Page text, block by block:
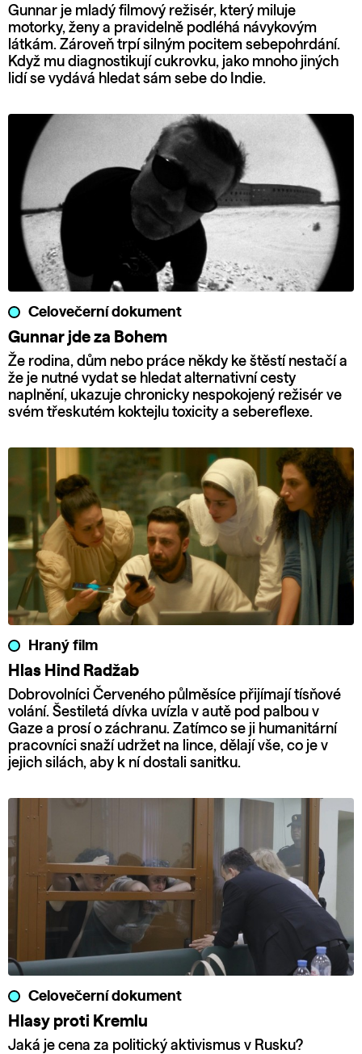
Gunnar je mladý filmový režisér, který miluje
motorky, ženy a pravidelně podléhá návykovým
látkám. Zároveň trpí silným pocitem sebepohrdání.
Když mu diagnostikují cukrovku, jako mnoho jiných
lidí se vydává hledat sám sebe do Indie.
Celovečerní dokument
Gunnar jde za Bohem
Že rodina, dům nebo práce někdy ke štěstí nestačí a
že je nutné vydat se hledat alternativní cesty
naplnění, ukazuje chronicky nespokojený režisér ve
svém třeskutém koktejlu toxicity a sebereflexe.
Hraný film
Hlas Hind Radžab
Dobrovolníci Červeného půlměsíce přijímají tísňové
volání. Šestiletá dívka uvízla v autě pod palbou v
Gaze a prosí o záchranu. Zatímco se ji humanitární
pracovníci snaží udržet na lince, dělají vše, co je v
jejich silách, aby k ní dostali sanitku.
Celovečerní dokument
Hlasy proti Kremlu
Jaká je cena za politický aktivismus v Rusku?